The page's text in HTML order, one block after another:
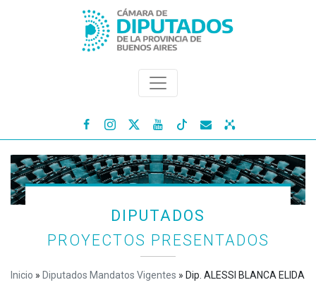
   
DIPUTADOS
PROYECTOS PRESENTADOS
Inicio » Diputados Mandatos Vigentes » Dip. ALESSI BLANCA ELIDA